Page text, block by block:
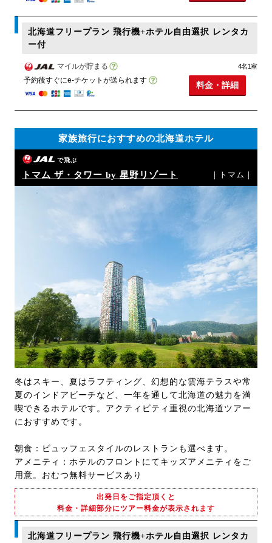
北海道フリープラン 飛行機+ホテル自由選択 レンタカ
ー付
マイルが貯まる
予約後すぐにe-チケットが送られます
4名1室
料金・詳細
家族旅行におすすめの北海道ホテル
で飛ぶ
トマム ザ・タワー by 星野リゾート ｜トマム｜
冬はスキー、夏はラフティング、幻想的な雲海テラスや常
夏のインドアビーチなど、一年を通して北海道の魅力を満
喫できるホテルです。アクティビティ重視の北海道ツアー
におすすめです。
朝食：ビュッフェスタイルのレストランも選べます。
アメニティ：ホテルのフロントにてキッズアメニティをご
用意。おむつ無料サービスあり
出発日をご指定頂くと
料金・詳細部分にツアー料金が表示されます
北海道フリープラン 飛行機+ホテル自由選択 レンタカ